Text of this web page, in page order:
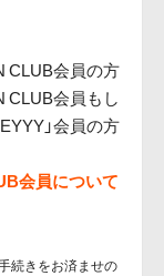
CLUB会員の方
CLUB会員もし
」会員の方
会員について
続きをお済ませの